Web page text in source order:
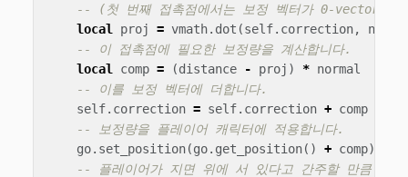
-- (첫 번째 접촉점에서는 보정 벡터가 0-vector입
local
proj = vmath. dot (self. correction,
-- 이 접촉점에 필요한 보정량을 계산합니다.
local
comp = (distance - proj ) * normal
-- 이를 보정 벡터에 더합니다.
self. correction = self. correction + comp
-- 보정량을 플레이어 캐릭터에 적용합니다.
go. set_position(go. get_position() + comp)
-- 플레이어가 지면 위에 서 있다고 간주할 만큼